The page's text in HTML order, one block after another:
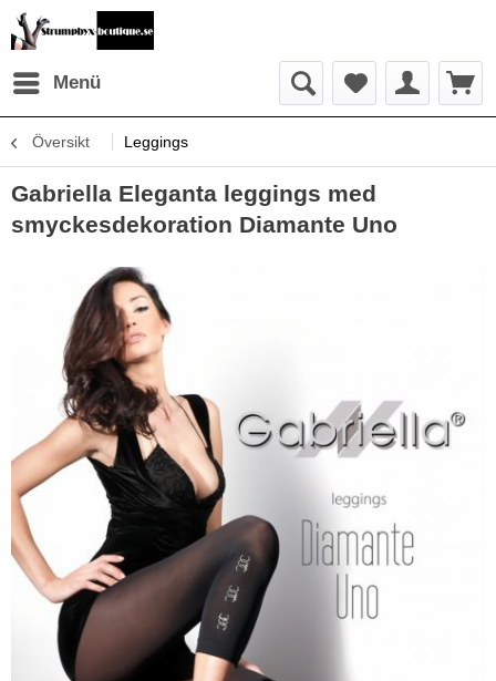
Menü
Översikt Leggings
Gabriella Eleganta leggings med
smyckesdekoration Diamante Uno